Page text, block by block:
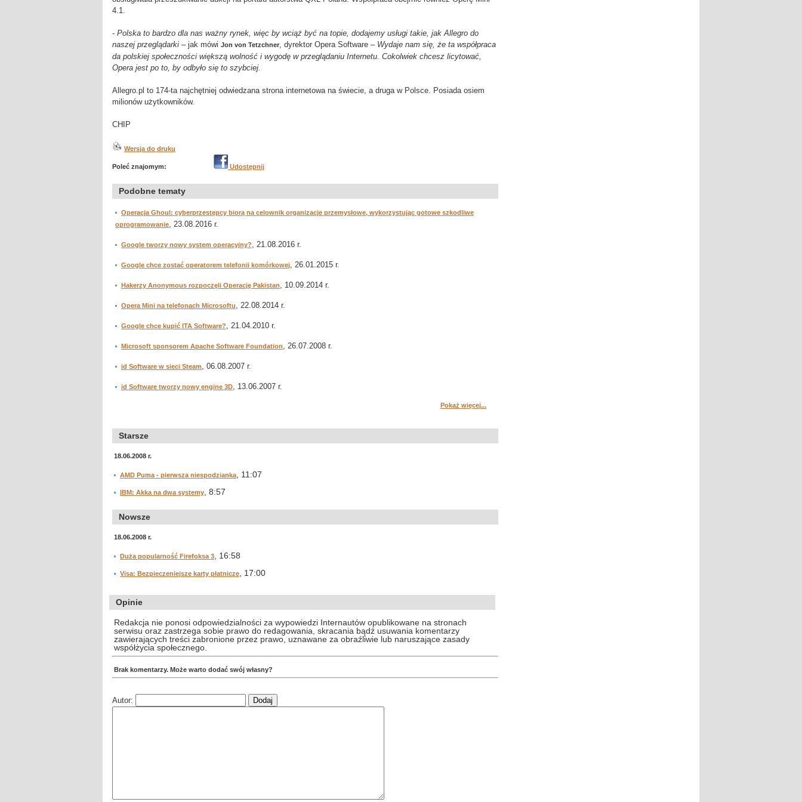
4.1.
- Polska to bardzo dla nas ważny rynek, więc by wciąż być na topie, dodajemy usługi takie, jak Allegro do
naszej przeglądarki – jak mówi Jon von Tetzchner, dyrektor Opera Software – Wydaje nam się, że ta współpraca
da polskiej społeczności większą wolność i wygodę w przeglądaniu Internetu. Cokolwiek chcesz licytować,
Opera jest po to, by odbyło się to szybciej.
Allegro.pl to 174-ta najchętniej odwiedzana strona internetowa na świecie, a druga w Polsce. Posiada osiem
milionów użytkowników.
CHIP
Wersja do druku
Poleć znajomym: Udostępnij
Podobne tematy
Operacja Ghoul: cyberprzestępcy biorą na celownik organizacje przemysłowe, wykorzystując gotowe szkodliwe
oprogramowanie, 23.08.2016 r.
Google tworzy nowy system operacyjny?, 21.08.2016 r.
Google chce zostać operatorem telefonii komórkowej, 26.01.2015 r.
Hakerzy Anonymous rozpoczęli Operację Pakistan, 10.09.2014 r.
Opera Mini na telefonach Microsoftu, 22.08.2014 r.
Google chce kupić ITA Software?, 21.04.2010 r.
Microsoft sponsorem Apache Software Foundation, 26.07.2008 r.
id Software w sieci Steam, 06.08.2007 r.
id Software tworzy nowy engine 3D, 13.06.2007 r.
Pokaż więcej...
Starsze
18.06.2008 r.
AMD Puma - pierwsza niespodzianka , 11:07
IBM: Akka na dwa systemy , 8:57
Nowsze
18.06.2008 r.
Duża popularność Firefoksa 3 , 16:58
Visa: Bezpieczeniejsze karty płatnicze , 17:00
Opinie
Redakcja nie ponosi odpowiedzialności za wypowiedzi Internautów opublikowane na stronach
serwisu oraz zastrzega sobie prawo do redagowania, skracania bądź usuwania komentarzy
zawierających treści zabronione przez prawo, uznawane za obraźliwie lub naruszające zasady
współżycia społecznego.
Brak komentarzy. Może warto dodać swój własny?
Autor: